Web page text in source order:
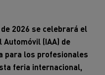
(IAA) de
para los profesionales
feria internacional,
sus innovaciones